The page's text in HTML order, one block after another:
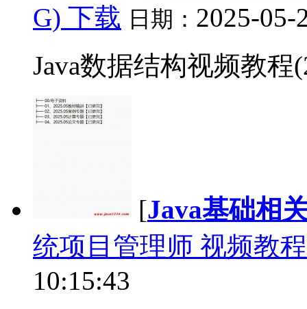
G) 下载 日期： 2025-05-
Java数据结构视频教程
[Java基础相
统项目管理师 视频教
10:15:43